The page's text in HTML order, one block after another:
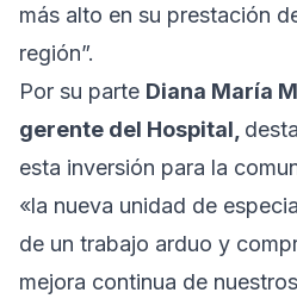
más alto en su prestación
región”.
Por su parte Diana María
gerente del Hospital,
esta inversión para la
«la nueva unidad de
de un trabajo arduo y
mejora continua de